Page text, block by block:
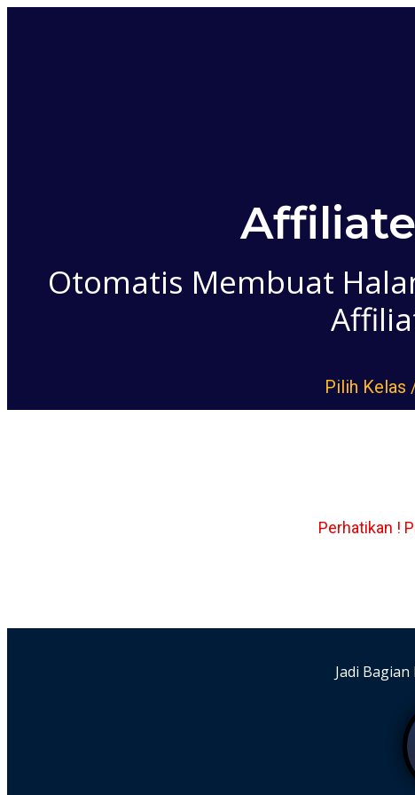
Otomatis Membuat
Pilih Kelas
Perhatikan !
Jadi